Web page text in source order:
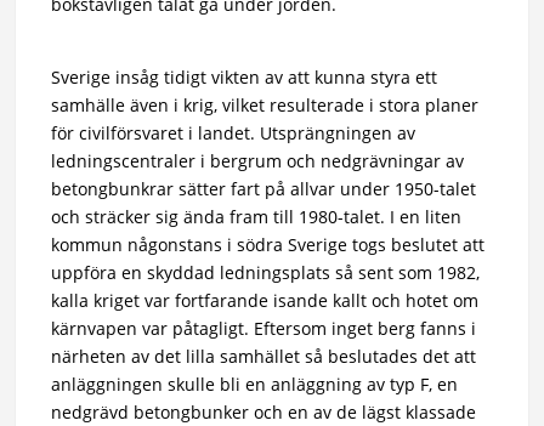
Sverige insåg tidigt vikten av att kunna styra ett
samhälle även i krig, vilket resulterade i stora planer
för civilförsvaret i landet. Utsprängningen av
ledningscentraler i bergrum och nedgrävningar av
betongbunkrar sätter fart på allvar under 1950-talet
och sträcker sig ända fram till 1980-talet. I en liten
kommun någonstans i södra Sverige togs beslutet att
uppföra en skyddad ledningsplats så sent som 1982,
kalla kriget var fortfarande isande kallt och hotet om
kärnvapen var påtagligt. Eftersom inget berg fanns i
närheten av det lilla samhället så beslutades det att
anläggningen skulle bli en anläggning av typ F, en
nedgrävd betongbunker och en av de lägst klassade